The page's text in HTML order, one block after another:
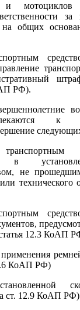
и мотоциклов
общих
РФ).
к
в
не
технического
12.3 КоАП
КоАП РФ)
ст. 12.9 КоАП